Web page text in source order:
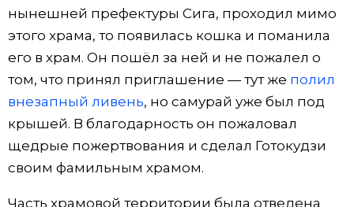
нынешней префектуры Сига, проходил мимо
этого храма, то появилась кошка и поманила
его в храм. Он пошёл за ней и не пожалел о
том, что принял приглашение — тут же полил
внезапный ливень, но самурай уже был под
крышей. В благодарность он пожаловал
щедрые пожертвования и сделал Готокудзи
своим фамильным храмом.
Часть храмовой территории была отведена